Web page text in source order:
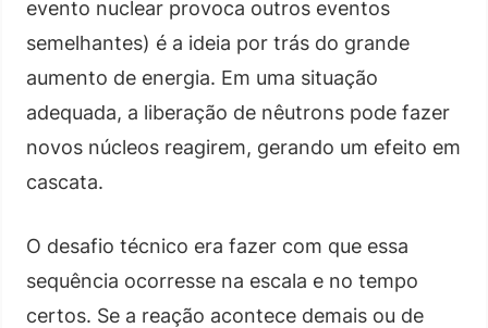
evento nuclear provoca outros eventos
semelhantes) é a ideia por trás do grande
aumento de energia. Em uma situação
adequada, a liberação de nêutrons pode fazer
novos núcleos reagirem, gerando um efeito em
cascata.
O desafio técnico era fazer com que essa
sequência ocorresse na escala e no tempo
certos. Se a reação acontece demais ou de